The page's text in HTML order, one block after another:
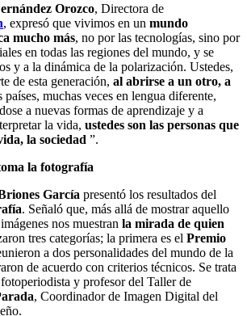
Orozco, Directora de
, expresó que vivimos en un mundo
mucho más, no por las tecnologías, sino por
en todas las regiones del mundo, y se
y a la dinámica de la polarización. Ustedes,
de esta generación, al abrirse a un otro, a
países, muchas veces en lengua diferente,
a nuevas formas de aprendizaje y a
la vida, ustedes son las personas que
la sociedad ”.
la fotografía
García presentó los resultados del
. Señaló que, más allá de mostrar aquello
nos muestran la mirada de quien
tres categorías; la primera es el Premio
a dos personalidades del mundo de la
de acuerdo con criterios técnicos. Se trata
y profesor del Taller de
, Coordinador de Imagen Digital del